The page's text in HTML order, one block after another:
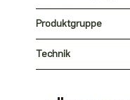
Produktgruppe
Technik